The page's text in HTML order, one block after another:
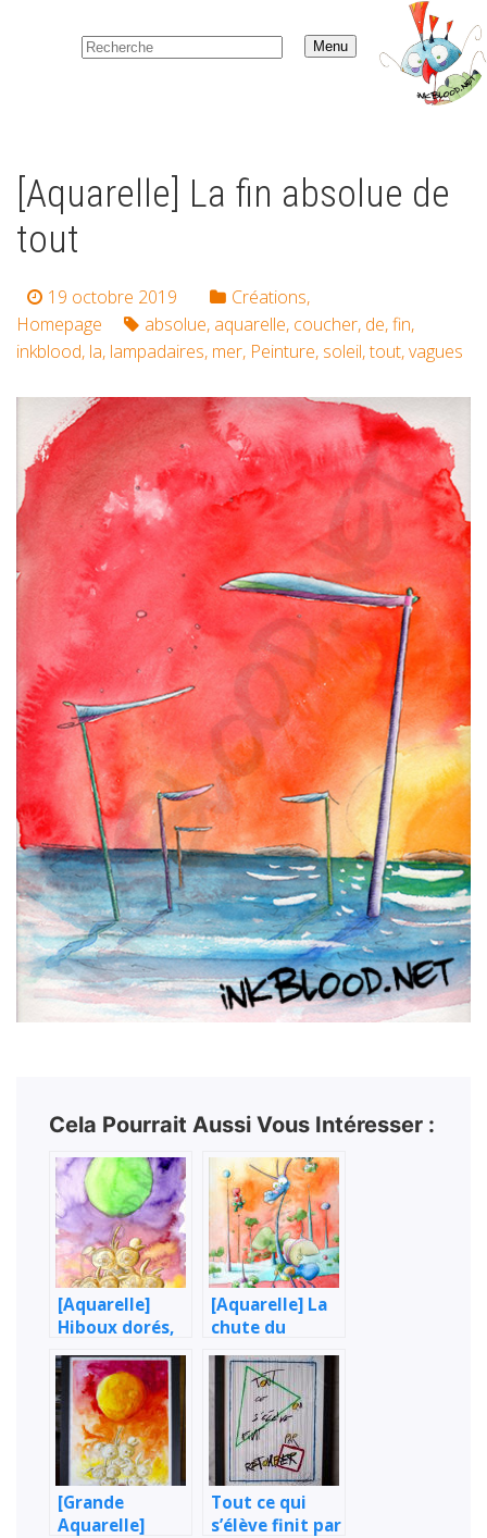
Menu
[Aquarelle] La fin absolue de
tout
19 octobre 2019 Créations,
Homepage
absolue, aquarelle, coucher, de,fin,
inkblood, la, lampadaires, mer, Peinture, soleil,tout,vagues
Cela Pourrait Aussi Vous Intéresser :
[Aquarelle]
Hiboux dorés,
or et argent
[Aquarelle] La
chute du
prestige
français
[Grande
Aquarelle]
Tout ce qui
s’élève finit par